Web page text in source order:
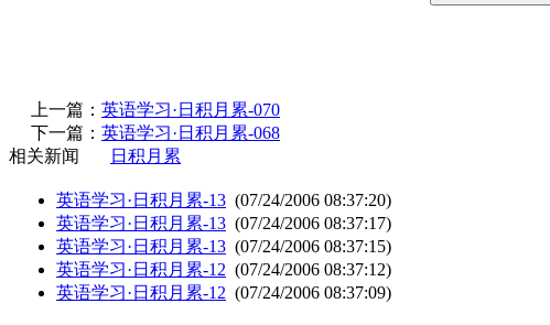
上一篇： 英语学习·日积月累-070
下一篇： 英语学习·日积月累-068
相关新闻
日积月累
英语学习·日积月累-13 (07/24/2006 08:37:20)
英语学习·日积月累-13 (07/24/2006 08:37:17)
英语学习·日积月累-13 (07/24/2006 08:37:15)
英语学习·日积月累-12 (07/24/2006 08:37:12)
英语学习·日积月累-12 (07/24/2006 08:37:09)